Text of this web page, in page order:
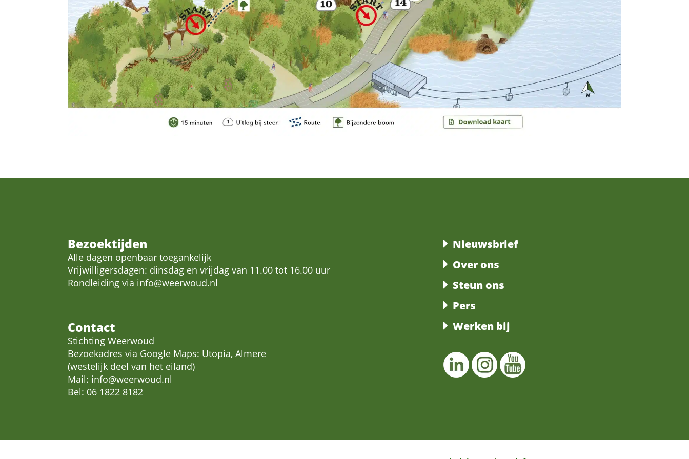
Bezoektijden
Alle dagen openbaar toegankelijk
Vrijwilligersdagen: dinsdag en vrijdag van 11.00 tot 16.00 uur
Rondleiding via info@weerwoud.nl
Contact
Stichting Weerwoud
Bezoekadres via Google Maps: Utopia, Almere
(westelijk deel van het eiland)
Mail: info@weerwoud.nl
Bel: 06 1822 8182
Nieuwsbrief
Over ons
Steun ons
Pers
Werken bij